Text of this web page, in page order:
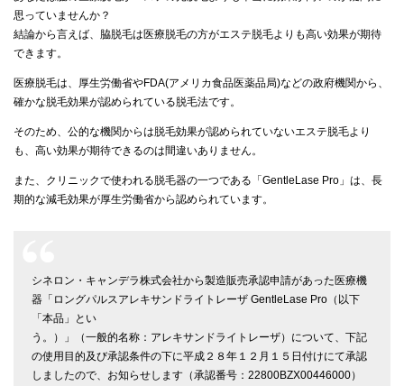
思っていませんか？
結論から言えば、脇脱毛は医療脱毛の方がエステ脱毛よりも高い効果が期待
できます。
医療脱毛は、厚生労働省やFDA(アメリカ食品医薬品局)などの政府機関から、
確かな脱毛効果が認められている脱毛法です。
そのため、公的な機関からは脱毛効果が認められていないエステ脱毛より
も、高い効果が期待できるのは間違いありません。
また、クリニックで使われる脱毛器の一つである「GentleLase Pro」は、長
期的な減毛効果が厚生労働省から認められています。
シネロン・キャンデラ株式会社から製造販売承認申請があった医療機
器「ロングパルスアレキサンドライトレーザ GentleLase Pro（以下
「本品」とい
う。）」（一般的名称：アレキサンドライトレーザ）について、下記
の使用目的及び承認条件の下に平成２８年１２月１５日付けにて承認
しましたので、お知らせします（承認番号：22800BZX00446000）